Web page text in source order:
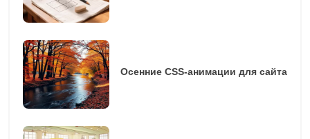
Осенние CSS-анимации для сайта